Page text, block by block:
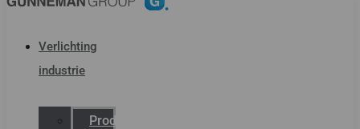
Verlichting
industrie
Productcatalogus